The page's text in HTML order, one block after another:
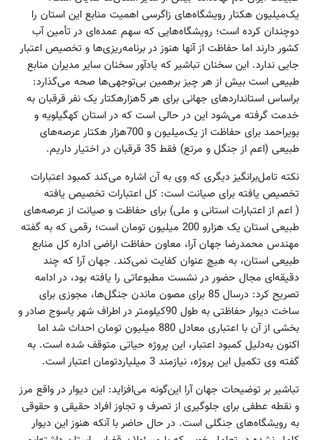
یک‌میلیون‌ هکتار رویشگاه‌های زاگرسی اهمیت منابع این استان را
دوچندان کرده است؛ رویشگاه‌هایی که سهم عمده‌ای در تأمین آب
کشور دارند اما حفاظت از آنها هنوز در برنامه‌ریزی‌ها و تخصیص اعتبار
جایی ندارد. این سخنان تباشیر که یادآور سخنان سایر مدیران منابع
طبیعی است بیش از هر چیز برهمین بی‌توجهی‌ها صحه می‌گذارد:
براساس استانداردهای جهانی برای هر 5هزارهکتار یک نفر قرقبان به
خدمت گرفته می‌شود این در حالی است که در استان کهگیلویه و
بویراحمد برای حفاظت از یک‌میلیون‌ و 700هزار هکتار عرصه‌های
طبیعی (اعم از جنگل و مرتع) فقط 35 قرقبان در اختیار داریم.
نکته تامل‌برانگیز دیگری که وی به آن اشاره می‌کند کمبود اعتبارات
تخصیص یافته برای صیانت است: کل اعتبارات تخصیص یافته
( اعم از اعتبارات استانی و ملی) برای حفاظت و صیانت از عرصه‌های
طبیعی استان یک هزارو 200 میلیون تومان است؛ رقمی که به گفته
مهندس محمدرضا جهان آرا، معاون حفاظت اراضی اداره کل منابع
طبیعی استان، به هیچ عنوان کفایت نمی‌کند. جهان آرا که چند
دقیقه‌ای مجال حضور در نشست مطبوعاتی را یافته بود، در ادامه
تصریح کرد: درسال 85 برای مصون ماندن جنگل‌ها، مجوزی برای
ساخت دیوار حفاظتی به طول 90کیلومتر در اطراف شهر یاسوج صادر و
بخشی از آن با اعتباری معادل 880 میلیون تومان احداث شد اما
اکنون به‌دلیل کمبود اعتبار، این پروژه حیاتی متوقف شده است. به
گفته وی تکمیل این پروژه، نیازمند 3 میلیاردتومان اعتبار است.
تباشیر بر توضیحات جهان آرا این‌گونه می‌افزاید: این دیوار در واقع مرز
و نقطه عطفی برای جلوگیری از تصرف و تجاوز افراد حقیقی و حقوقی
به رویشگاه‌های جنگلی است. در حال حاضر با آنکه هنوز این دیوار